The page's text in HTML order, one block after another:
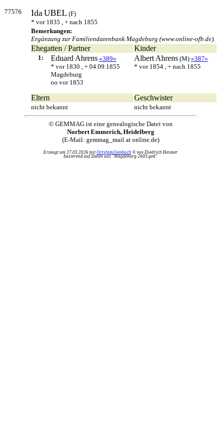
77576 IdaUBEL (F)
* vor 1835 , + nach 1855
Bemerkungen:
Ergänzung zur Familiendatenbank Magdeburg (www.online-ofb.de).
Ehegatten / Partner Kinder
1: Eduard Ahrens «389»
* vor 1830 , + 04.09.1855
Magdeburg
oo vor 1853
Albert Ahrens (M) «387»
* vor 1854 , + nach 1855
Eltern Geschwister
nicht bekannt nicht bekannt
© GEMMAG ist eine genealogische Datei von
Norbert Emmerich, Heidelberg
(E-Mail: gemmag_mail at online.de)
Erzeugt am 27.03.2026 mit Ortsfamilienbuch © von Diedrich Hesmer
basierend auf Daten aus "Magdeburg 2603.ged"